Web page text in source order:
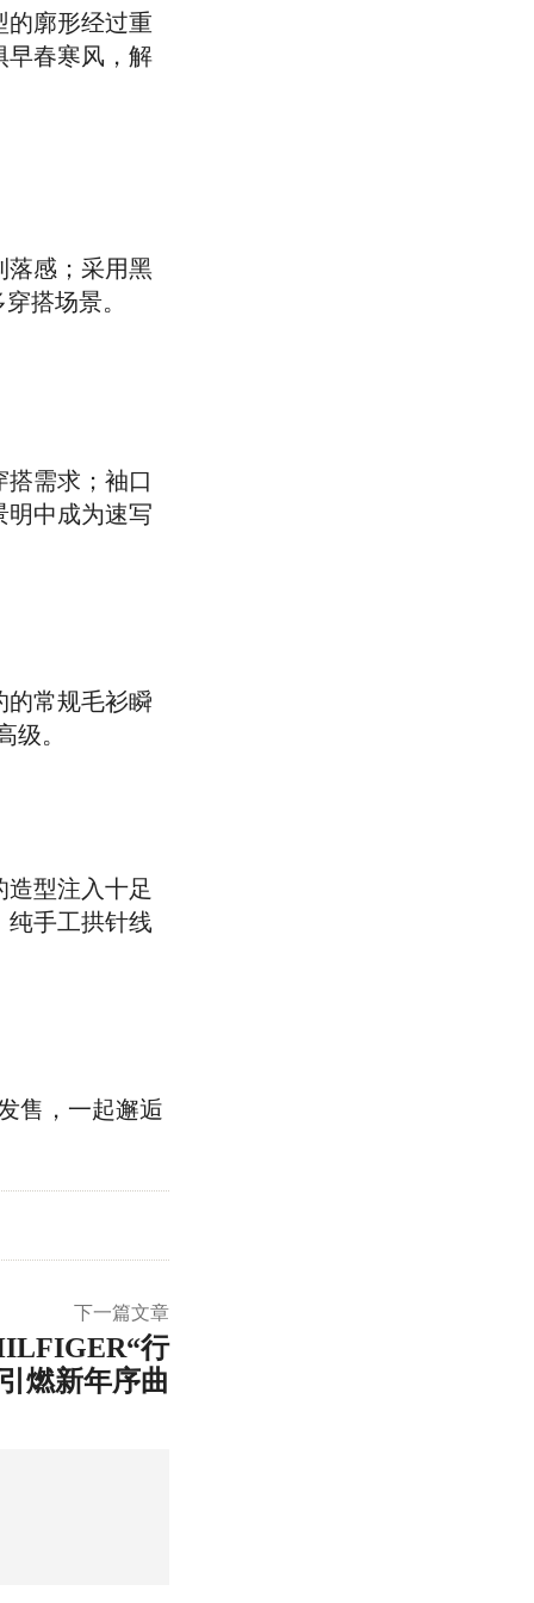
的廓形经过重
早春寒风，解
落感；采用黑
搭场景。
需求；袖口
明中成为速写
的常规毛衫瞬
级。
型注入十足
手工拱针线
售，一起邂逅
下一篇文章
行
燃新年序曲